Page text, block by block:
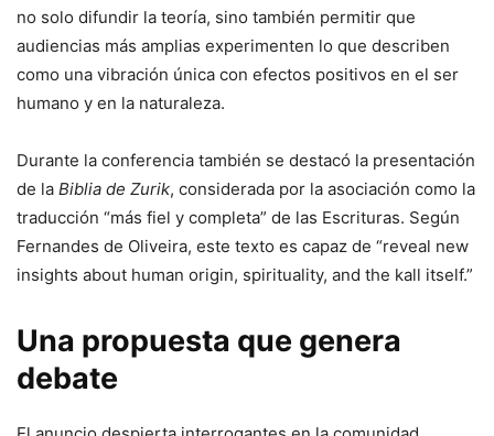
no solo difundir la teoría, sino también permitir que
audiencias más amplias experimenten lo que describen
como una vibración única con efectos positivos en el ser
humano y en la naturaleza.
Durante la conferencia también se destacó la presentación
de la Biblia de Zurik, considerada por la asociación como la
traducción “más fiel y completa” de las Escrituras. Según
Fernandes de Oliveira, este texto es capaz de “reveal new
insights about human origin, spirituality, and the kall itself.”
Una propuesta que genera
debate